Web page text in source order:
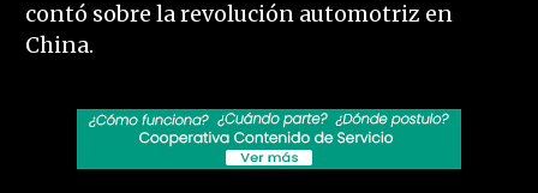
contó sobre la revolución automotriz en
China.